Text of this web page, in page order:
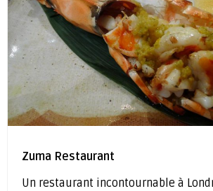
Zuma Restaurant
Un restaurant incontournable à